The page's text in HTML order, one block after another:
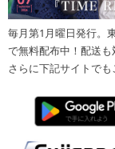
毎月第1月曜日発行。
で無料配布中！配送も
さらに下記サイトで